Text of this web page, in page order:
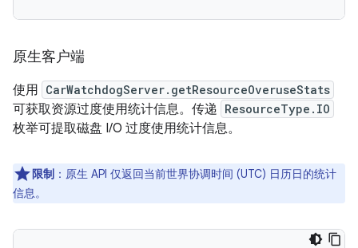
原生客户端
使用 CarWatchdogServer.getResourceOveruseStats
可获取资源过度使用统计信息。传递 ResourceType.IO
枚举可提取磁盘 I/O 过度使用统计信息。
限制 ：原生 API 仅返回当前世界协调时间 (UTC) 日历日的统计
信息。